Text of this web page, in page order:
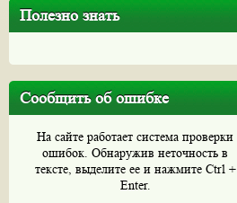
Полезно знать
Сообщить об ошибке
На сайте работает система проверки
ошибок. Обнаружив неточность в
тексте, выделите ее и нажмите Ctrl +
Enter.